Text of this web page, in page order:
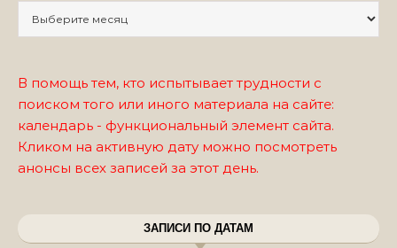
В помощь тем, кто испытывает трудности с
поиском того или иного материала на сайте:
календарь - функциональный элемент сайта.
Кликом на активную дату можно посмотреть
анонсы всех записей за этот день.
ЗАПИСИ ПО ДАТАМ